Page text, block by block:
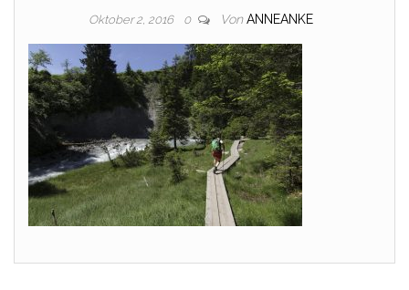
Oktober 2, 2016 0 Von ANNEANKE